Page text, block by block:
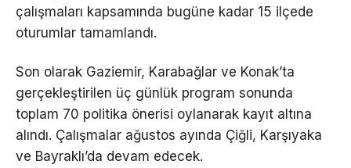
çalışmaları kapsamında bugüne kadar 15 ilçede
oturumlar tamamlandı.
Son olarak Gaziemir, Karabağlar ve Konak’ta
gerçekleştirilen üç günlük program sonunda
toplam 70 politika önerisi oylanarak kayıt altına
alındı. Çalışmalar ağustos ayında Çiğli, Karşıyaka
ve Bayraklı’da devam edecek.